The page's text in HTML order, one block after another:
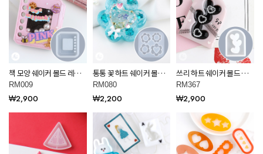
책 모양 쉐이커 몰드 레진
아트 재료 RM009
RM009
₩2,900
통통 꽃 하트 쉐이커 몰드
레진 아트 RM080
RM080
₩2,200
쓰리 하트 쉐이커 몰드 레
진 아트 재료 RM367
RM367
₩2,900